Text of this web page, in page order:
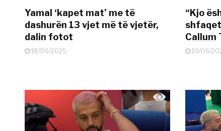
Yamal ‘kapet mat’ me të
dashurën 13 vjet më të vjetër,
dalin fotot
18/06/2025
“Kjo
Callum
10/06/